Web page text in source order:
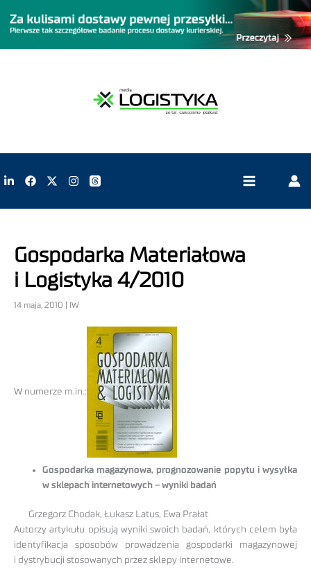
Gospodarka Materiałowa
i Logistyka 4/2010
14 maja, 2010 | IW
W numerze m.in.:
Gospodarka magazynowa, prognozowanie popytu i wysyłka
w sklepach internetowych – wyniki badań
Grzegorz Chodak, Łukasz Latus, Ewa Prałat
Autorzy artykułu opisują wyniki swoich badań, których celem była
identyfikacja sposobów prowadzenia gospodarki magazynowej
i dystrybucji stosowanych przez sklepy internetowe.